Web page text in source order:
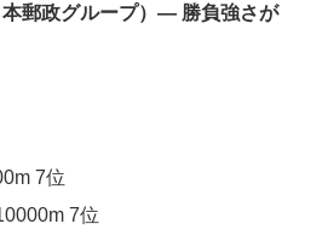
郵政グループ）— 勝負強さが
7位
7位